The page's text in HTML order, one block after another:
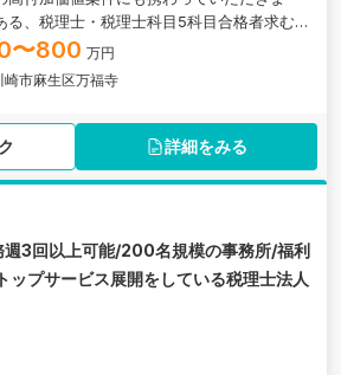
る、税理士・税理士科目5科目合格者求む！
法人の求人です。
〜800 万円
崎市麻生区万福寺
詳細をみる
週3回以上可能/200名規模の事務所/福利
ップサービス展開をしている税理士法人